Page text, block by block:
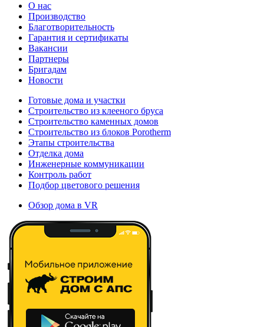
О нас
Производство
Благотворительность
Гарантия и сертификаты
Вакансии
Партнеры
Бригадам
Новости
Готовые дома и участки
Строительство из клееного бруса
Строительство каменных домов
Строительство из блоков Porotherm
Этапы строительства
Отделка дома
Инженерные коммуникации
Контроль работ
Подбор цветового решения
Обзор дома в VR